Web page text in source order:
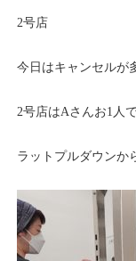
2号店
今日はキャンセルが
2号店はAさんお1人で
ラットプルダウンか